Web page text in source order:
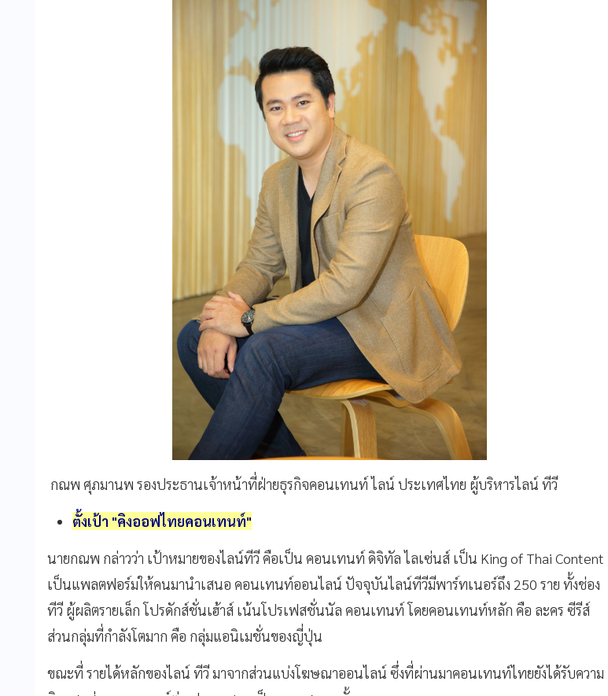
กณพ ศุภมานพ รองประธานเจ้าหน้าที่ฝ่ายธุรกิจคอนเทนท์ ไลน์ ประเทศไทย ผู้บริหารไลน์ ทีวี
ตั้งเป้า "คิงออฟไทยคอนเทนท์"
นายกณพ กล่าวว่า เป้าหมายของไลน์ทีวี คือเป็น คอนเทนท์ ดิจิทัล ไลเซ่นส์ เป็น King of Thai Content
เป็นแพลตฟอร์มให้คนมานำเสนอ คอนเทนท์ออนไลน์ ปัจจุบันไลน์ทีวีมีพาร์ทเนอร์ถึง 250 ราย ทั้งช่อง
ทีวี ผู้ผลิตรายเล็ก โปรดักส์ชั่นเฮ้าส์ เน้นโปรเฟสชั่นนัล คอนเทนท์ โดยคอนเทนท์หลัก คือ ละคร ซีรีส์
ส่วนกลุ่มที่กำลังโตมาก คือ กลุ่มแอนิเมชั่นของญี่ปุ่น
ขณะที่ รายได้หลักของไลน์ ทีวี มาจากส่วนแบ่งโฆษณาออนไลน์ ซึ่งที่ผ่านมาคอนเทนท์ไทยยังได้รับความ